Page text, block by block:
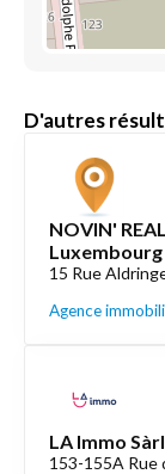
D'autres
NOVIN'
Luxembourg
15 Rue
Agence
LA Immo Sàrl
153-155A Rue